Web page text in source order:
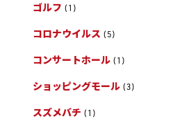
ゴルフ (1)
コロナウイルス (5)
コンサートホール (1)
ショッピングモール (3)
スズメバチ (1)